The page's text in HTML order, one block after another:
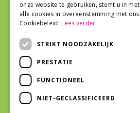
Over ons
Snel naar
Veilig winkelen
onze website te gebruiken, stemt u in met
alle cookies in overeenstemming met ons
Cookiebeleid.Lees verder
STRIKT NOODZAKELIJK
PRESTATIE
FUNCTIONEEL
NIET-GECLASSIFICEERD